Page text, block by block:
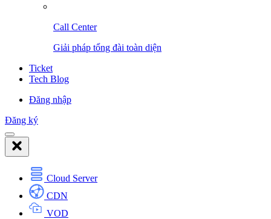
Call Center
Giải pháp tổng đài toàn diện
Ticket
Tech Blog
Đăng nhập
Đăng ký
Cloud Server
CDN
VOD